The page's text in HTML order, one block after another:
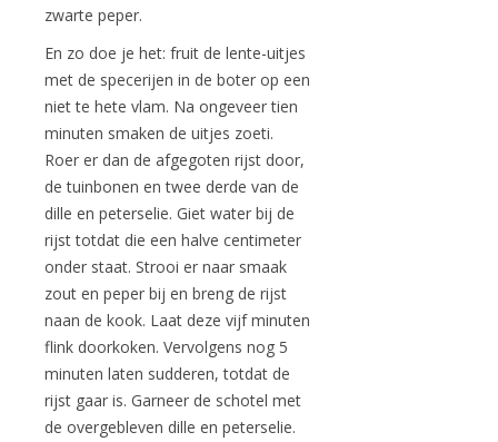
zwarte peper.
En zo doe je het: fruit de lente-uitjes
met de specerijen in de boter op een
niet te hete vlam. Na ongeveer tien
minuten smaken de uitjes zoeti.
Roer er dan de afgegoten rijst door,
de tuinbonen en twee derde van de
dille en peterselie. Giet water bij de
rijst totdat die een halve centimeter
onder staat. Strooi er naar smaak
zout en peper bij en breng de rijst
naan de kook. Laat deze vijf minuten
flink doorkoken. Vervolgens nog 5
minuten laten sudderen, totdat de
rijst gaar is. Garneer de schotel met
de overgebleven dille en peterselie.